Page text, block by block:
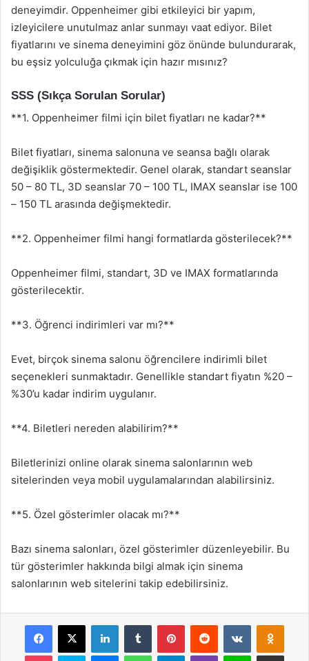
deneyimdir. Oppenheimer gibi etkileyici bir yapım,
izleyicilere unutulmaz anlar sunmayı vaat ediyor. Bilet
fiyatlarını ve sinema deneyimini göz önünde bulundurarak,
bu eşsiz yolculuğa çıkmak için hazır mısınız?
SSS (Sıkça Sorulan Sorular)
**1. Oppenheimer filmi için bilet fiyatları ne kadar?**
Bilet fiyatları, sinema salonuna ve seansa bağlı olarak
değişiklik göstermektedir. Genel olarak, standart seanslar
50 – 80 TL, 3D seanslar 70 – 100 TL, IMAX seanslar ise 100
– 150 TL arasında değişmektedir.
**2. Oppenheimer filmi hangi formatlarda gösterilecek?**
Oppenheimer filmi, standart, 3D ve IMAX formatlarında
gösterilecektir.
**3. Öğrenci indirimleri var mı?**
Evet, birçok sinema salonu öğrencilere indirimli bilet
seçenekleri sunmaktadır. Genellikle standart fiyatın %20 –
%30’u kadar indirim uygulanır.
**4. Biletleri nereden alabilirim?**
Biletlerinizi online olarak sinema salonlarının web
sitelerinden veya mobil uygulamalarından alabilirsiniz.
**5. Özel gösterimler olacak mı?**
Bazı sinema salonları, özel gösterimler düzenleyebilir. Bu
tür gösterimler hakkında bilgi almak için sinema
salonlarının web sitelerini takip edebilirsiniz.
Facebook
X LinkedInTumblr PinterestReddit VKontakte
Pocket Skype MessengerWhatsAppTelegramViber Line E-Posta ile